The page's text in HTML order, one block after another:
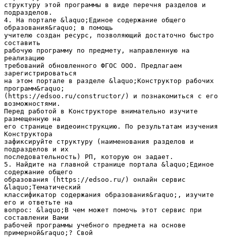
структуру этой программы в виде перечня разделов и
подразделов.
4. На портале &laquo;Единое содержание общего
образования&raquo; в помощь
учителю создан ресурс, позволяющий достаточно быстро
составить
рабочую программу по предмету, направленную на
реализацию
требований обновленного ФГОС ООО. Предлагаем
зарегистрироваться
на этом портале в разделе &laquo;Конструктор рабочих
программ&raquo;
(https://edsoo.ru/constructor/) и познакомиться с его
возможностями.
Перед работой в Конструкторе внимательно изучите
размещенную на
его странице видеоинструкцию. По результатам изучения
Конструктора
зафиксируйте структуру (наименования разделов и
подразделов и их
последовательность) РП, которую он задает.
5. Найдите на главной странице портала &laquo;Единое
содержание общего
образования (https://edsoo.ru/) онлайн сервис
&laquo;Тематический
классификатор содержания образования&raquo;, изучите
его и ответьте на
вопрос: &laquo;В чем может помочь этот сервис при
составлении Вами
рабочей программы учебного предмета на основе
примерной&raquo;? Свой